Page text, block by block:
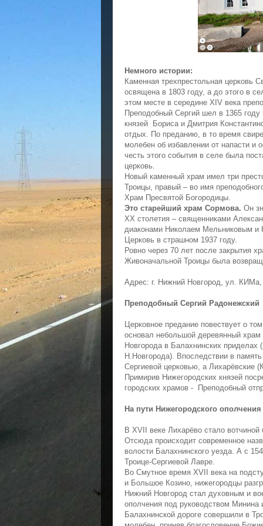
Немного истории:
Каменная трехпрестольная церковь
освящена в 1803 году, а до этого в
этом месте в середине XIV века
Преподобный Сергий шел в 1365
князей Бориса и Дмитрия
отдых. По преданию, в то время
молебен об избавлении от напасти и
честь этого события в селе была
церковь.
Новый каменный храм имел три
Троицы, правый – во имя
Храм Пресвятой Богородицы.
Это старейший храм Сормова. Он
XX столетия – священниками
диаконами Николаем Мельниковым и
Церковь в страшном 1937 году.
Ровно через 70 лет после закрытия
Живоначальной Троицы была
Адрес: г. Нижний Новгород, ул.
Преподобный Сергий Радонежский
Церковное предание повествует о
основал небольшой деревянный
Новгорода в Балахнинских приделах
Н.Новгорода). Впоследствии в
Сергиевой церковью, а Лихарёвские
Примирив Нижегородских князей
городских храмов - Преподобный
На пути Нижегородского ополчения
В XVII веке Лихарёво стало
Отсюда происходит современное
волости Балахнинского уезда. А с
Троице-Сергиевой Лавре.
Во Смутное время XVII века на
и Большое Козино, нижегородцы
Нижний Новгород стал духовным и
ополчения под руководством Минина
Балахнинской дороге совершили в